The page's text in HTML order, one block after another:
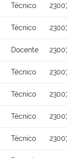
Técnico
Técnico
Docente
Técnico
Técnico
Técnico
Técnico